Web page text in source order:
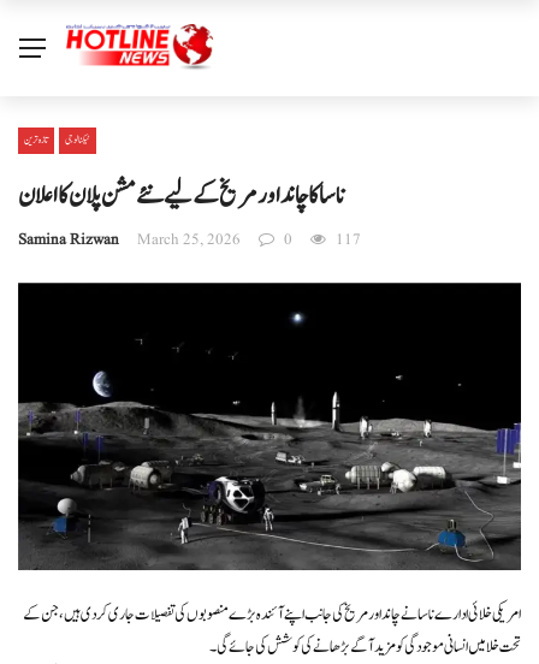
تازہ ترین ٹیکنالوجی
ناسا کا چاند اور مریخ کے لیے نئے مشن پلان کا اعلان
Samina Rizwan March 25, 2026 0 117
امریکی خلائی ادارے ناسا نے چاند اور مریخ کی جانب اپنے آئندہ بڑے منصوبوں کی تفصیلات جاری کر دی ہیں، جن کے
تحت خلا میں انسانی موجودگی کو مزید آگے بڑھانے کی کوشش کی جائے گی۔